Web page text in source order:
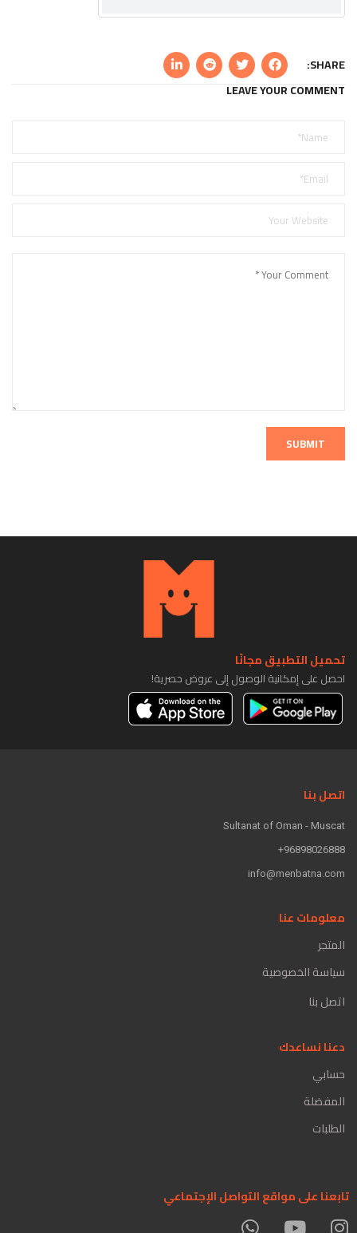
SHARE:
LEAVE YOUR COMMENT
SUBMIT
تحميل التطبيق مجانًا
احصل على إمكانية الوصول إلى عروض حصرية!
اتصل بنا
Sultanat of Oman - Muscat
96898026888+
info@menbatna.com
معلومات عنا
المتجر
سياسة الخصوصية
اتصل بنا
دعنا نساعدك
حسابي
المفضلة
الطلبات
تابعنا على مواقع التواصل الإجتماعي